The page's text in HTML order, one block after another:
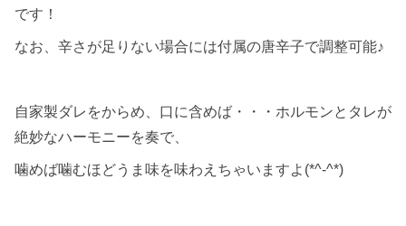
です！
なお、辛さが足りない場合には付属の唐辛子で調整可能♪
自家製ダレをからめ、口に含めば・・・ホルモンとタレが
絶妙なハーモニーを奏で、
噛めば噛むほどうま味を味わえちゃいますよ(*^-^*)